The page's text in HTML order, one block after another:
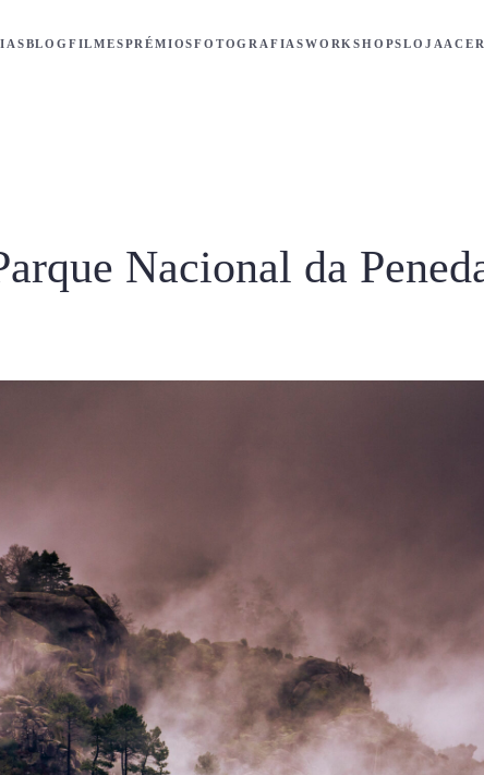
BLOG FILMESPRÉMIOSFOTOGRAFIASWORKSHOPSLOJA
Nacional da